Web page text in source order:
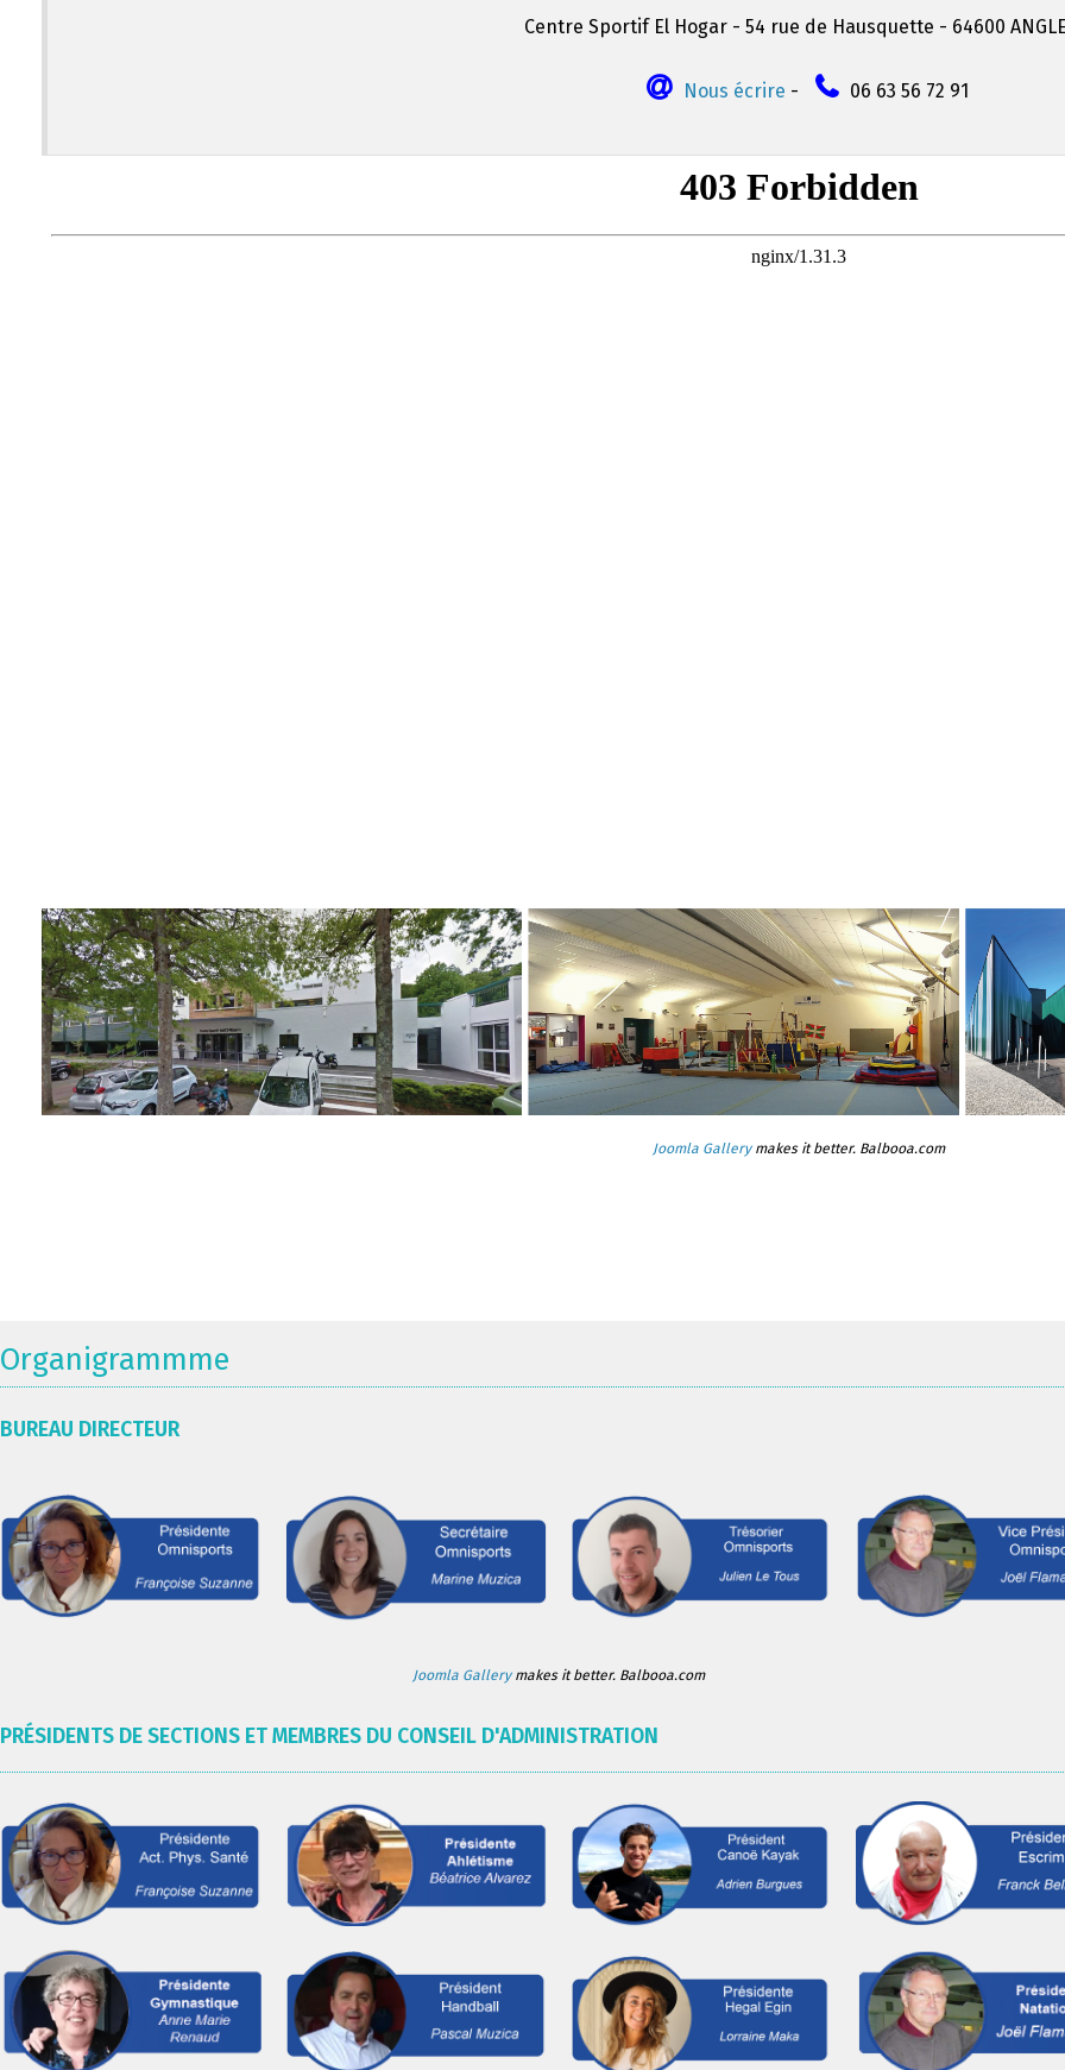
Centre Sportif El Hogar - 54 rue de Hausquette - 64600
Nous écrire - 06 63 56 72 91
Joomla Gallerymakes it better. Balbooa.com
Organigrammme
BUREAU DIRECTEUR
Joomla Gallerymakes it better. Balbooa.com
PRÉSIDENTS DE SECTIONS ET MEMBRES DU CONSEIL D'ADMINISTRATION